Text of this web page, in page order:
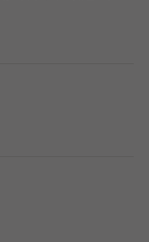
立の権利が得ら
指せます。
社出身スタッフが